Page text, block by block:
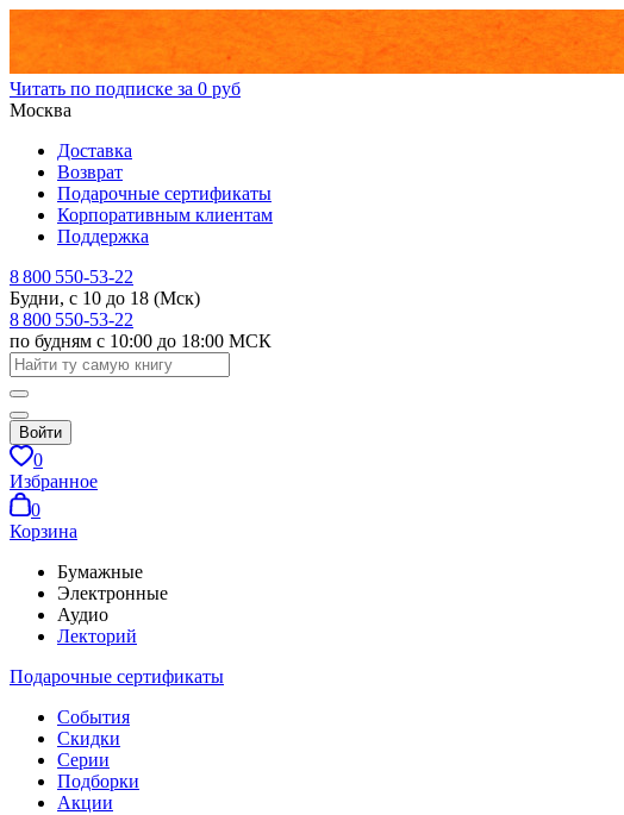
Читать по подписке за 0 руб
Москва
Доставка
Возврат
Подарочные сертификаты
Корпоративным клиентам
Поддержка
8 800 550-53-22
Будни, с 10 до 18 (Мск)
8 800 550-53-22
по будням с 10:00 до 18:00 МСК
Войти
0
Избранное
0
Корзина
Бумажные
Электронные
Аудио
Лекторий
Подарочные сертификаты
События
Скидки
Серии
Подборки
Акции